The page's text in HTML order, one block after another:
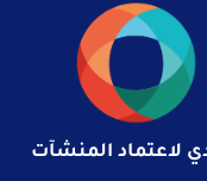
لاعتماد المنشآت